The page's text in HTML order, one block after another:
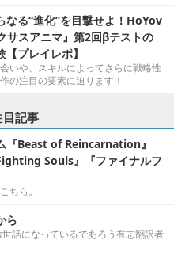
なる“進化”を目撃せよ！HoYov
サスアニマ』第2回βテストの
【プレイレポ】
いや、スキルによってさらに戦略性
の注目の要素に迫ります！
目記事
『Beast of Reincarnation』
Souls』『ファイナルフ
ちら。
ら
話になっているであろう有志翻訳者